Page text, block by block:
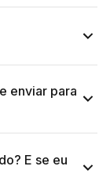
enviar para
E se eu